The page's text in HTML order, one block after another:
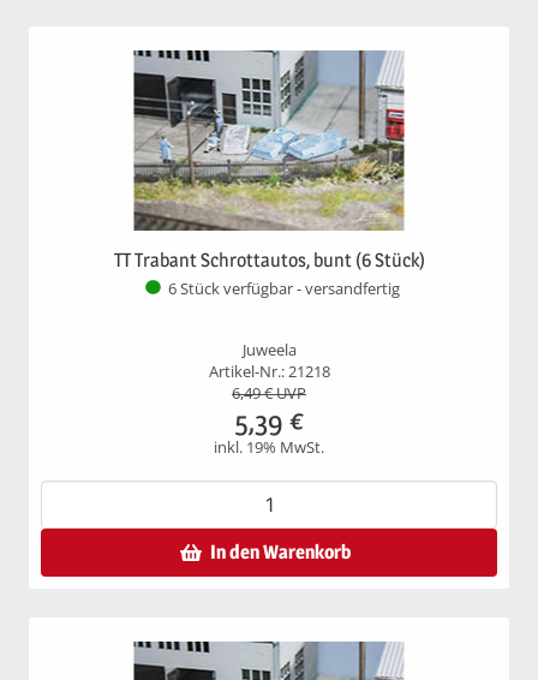
TT Trabant Schrottautos, bunt (6 Stück)
6 Stück verfügbar - versandfertig
Juweela
Artikel-Nr.: 21218
6,49€ UVP
5,39 €
inkl. 19% MwSt.
In den Warenkorb